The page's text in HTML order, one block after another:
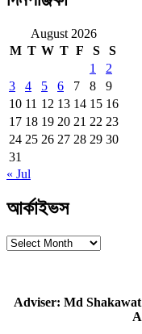
August 2026
M T W T F S
S
1
2
3
4 5 6 7 8
9
10 11 12 13 14 15 16
17 18 19 20 21 22 23
24 25 26 27 28 29 30
31
« Jul
আর্কাইভস
আর্কাইভস
Adviser: Md